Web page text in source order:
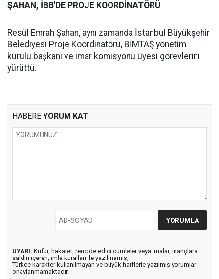
ŞAHAN, İBB'DE PROJE KOORDİNATÖRÜ
Resül Emrah Şahan, aynı zamanda İstanbul Büyükşehir
Belediyesi Proje Koordinatörü, BİMTAŞ yönetim
kurulu başkanı ve imar komisyonu üyesi görevlerini
yürüttü.
HABERE YORUM KAT
UYARI: Küfür, hakaret, rencide edici cümleler veya imalar, inançlara
saldırı içeren, imla kuralları ile yazılmamış,
Türkçe karakter kullanılmayan ve büyük harflerle yazılmış yorumlar
onaylanmamaktadır.